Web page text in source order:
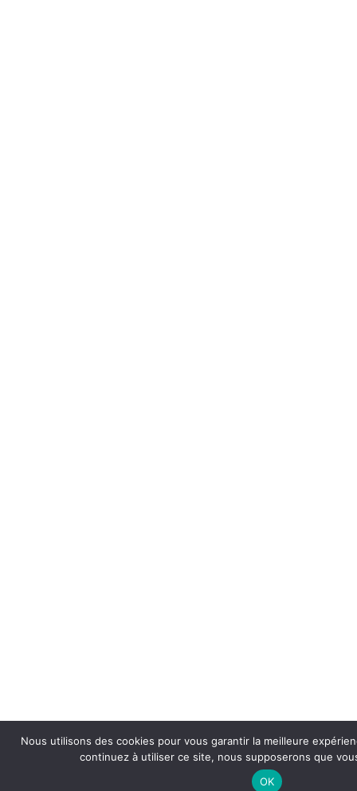
Nous utilisons des cookies pour vous garantir la meilleure
continuez à utiliser ce site, nous supposerons que
OK